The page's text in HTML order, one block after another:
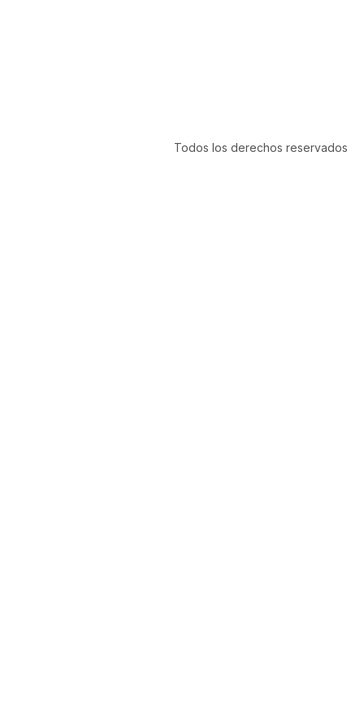
Todos los derechos reservados